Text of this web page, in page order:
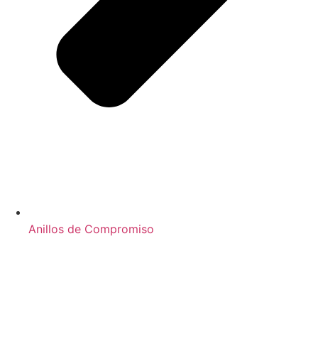
Anillos de Compromiso